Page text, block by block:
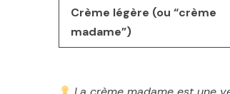
Crème légère (ou “crème
madame”)